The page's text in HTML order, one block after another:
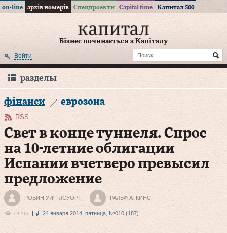
on-line архів номерів Спецпроекти Capital time Капитал 500
Бізнес починається з Капіталу
Войти
разделы
фінанси еврозона
RSS
Свет в конце туннеля. Спрос
на 10‑летние облигации
Испании вчетверо превысил
предложение
РОБИН УИГГЛСУОРТ РАЛЬФ АТКИНС
19295 24 января 2014, пятница, №010 (187)